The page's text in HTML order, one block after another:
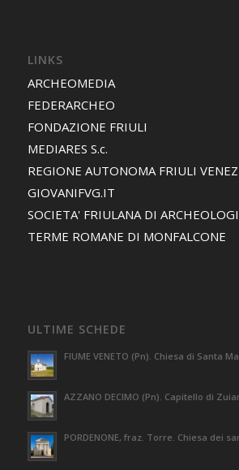
LINKS
ARCHEOMEDIA
FEDERARCHEO
FONDAZIONE FRIULI
MEDIARES S.c.
REGIONE AUTONOMA FRIULI
GIOVANIFVG.IT
SOCIETA' FRIULANA DI
TERME ROMANE DI MONFALCONE
ULTIME SCHEDE
FIUME VENETO (Pn). Chiesa di Santa
AZZANO DECIMO (Pn). Capitello di
PORDENONE, fraz. Torre. Chiesa dei